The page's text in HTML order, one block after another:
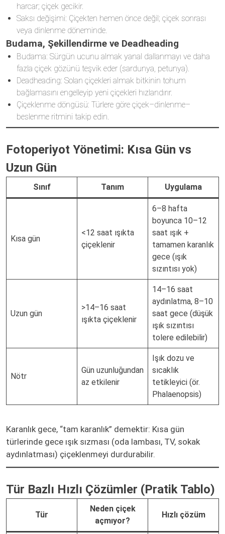
harcar; çiçek gecikir.
Saksı değişimi: Çiçekten hemen önce değil; çiçek sonrası
veya dinlenme döneminde.
Budama, Şekillendirme ve Deadheading
Budama: Sürgün ucunu almak yanal dallanmayı ve daha
fazla çiçek gözünü teşvik eder (sardunya, petunya).
Deadheading: Solan çiçekleri almak bitkinin tohum
bağlamasını engelleyip yeni çiçekleri hızlandırır.
Çiçeklenme döngüsü: Türlere göre çiçek–dinlenme–
beslenme ritmini takip edin.
Fotoperiyot Yönetimi: Kısa Gün vs
Uzun Gün
Sınıf Tanım Uygulama
Kısa gün
<12 saat ışıkta
çiçeklenir
6–8 hafta
boyunca 10–12
saat ışık +
tamamen karanlık
gece (ışık
sızıntısı yok)
Uzun gün
>14–16 saat
ışıkta çiçeklenir
14–16 saat
aydınlatma, 8–10
saat gece (düşük
ışık sızıntısı
tolere edilebilir)
Nötr
Gün uzunluğundan
az etkilenir
Işık dozu ve
sıcaklık
tetikleyici (ör.
Phalaenopsis)
Karanlık gece, “tam karanlık” demektir: Kısa gün
türlerinde gece ışık sızması (oda lambası, TV, sokak
aydınlatması) çiçeklenmeyi durdurabilir.
Tür Bazlı Hızlı Çözümler (Pratik Tablo)
Tür
Neden çiçek
açmıyor?
Hızlı çözüm